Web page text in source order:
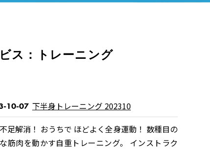
ス：トレーニング
10-07 下半身トレーニング 202310
足解消！ おうちで ほどよく全身運動！ 数種目の
筋肉を動かす自重トレーニング。 インストラク